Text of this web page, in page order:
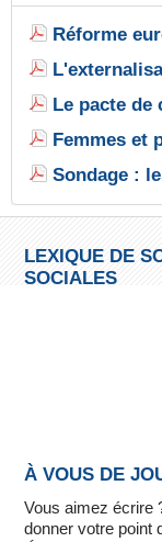
Réforme
Le pacte de
Femmes et
Sondage :
LEXIQUE DE
SOCIALES
À VOUS DE
Vous aimez écrire
donner votre point